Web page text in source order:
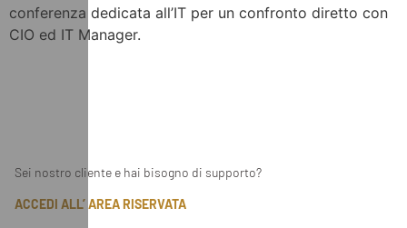
conferenza dedicata all’IT per un confronto diretto con
CIO ed IT Manager.
Sei nostro cliente e hai bisogno di supporto?
ACCEDI ALL’ AREA RISERVATA